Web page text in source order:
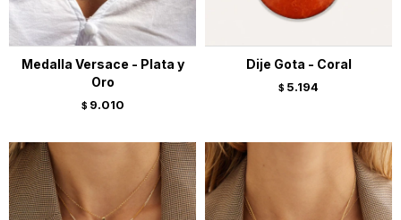
Medalla Versace - Plata y
Oro
$ 9.010
Dije Gota - Coral
$ 5.194